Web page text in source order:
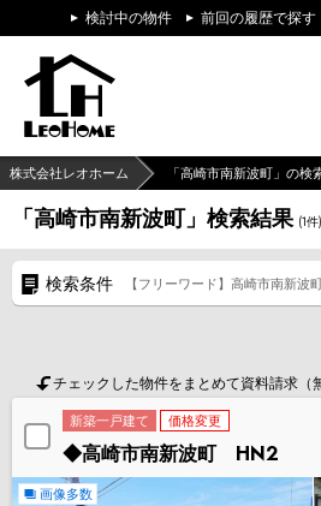
検討中の物件 前回の履歴で探す
株式会社レオホーム 「高崎市南新波町」の検
「高崎市南新波町」検索結果 (1件)
検索条件 【フリーワード】高崎市南新波
チェックした物件をまとめて資料請求（
新築一戸建て 価格変更
◆高崎市南新波町 HN2
画像多数